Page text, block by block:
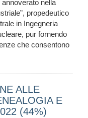
nella
propedeutico
in Ingegneria
pur fornendo
che consentono
ALLE
E
(44%)